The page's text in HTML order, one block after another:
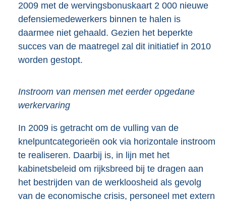
2009 met de wervingsbonuskaart 2 000 nieuwe
defensiemedewerkers binnen te halen is
daarmee niet gehaald. Gezien het beperkte
succes van de maatregel zal dit initiatief in 2010
worden gestopt.
Instroom van mensen met eerder opgedane
werkervaring
In 2009 is getracht om de vulling van de
knelpuntcategorieën ook via horizontale instroom
te realiseren. Daarbij is, in lijn met het
kabinetsbeleid om rijksbreed bij te dragen aan
het bestrijden van de werkloosheid als gevolg
van de economische crisis, personeel met extern